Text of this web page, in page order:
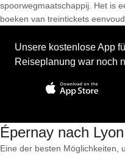
spoorwegmaatschappij. Het is
boeken van treintickets
Unsere kostenlose App
Reiseplanung war noch
Épernay nach
Eine der besten Möglichkeiten,